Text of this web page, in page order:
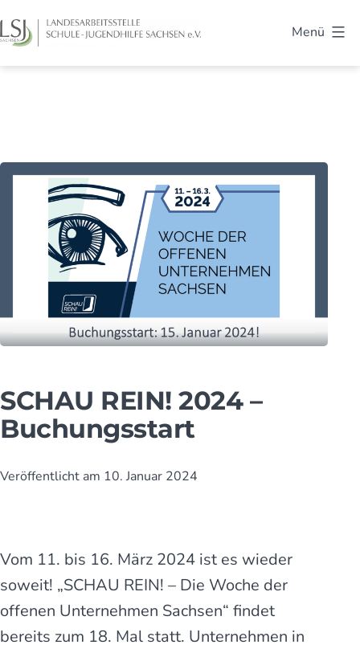
Inhalt
springen
Menü
SCHAU REIN! 2024 –
Buchungsstart
Veröffentlicht am 10. Januar 2024
Vom 11. bis 16. März 2024 ist es wieder
soweit! „SCHAU REIN! – Die Woche der
offenen Unternehmen Sachsen“ findet
bereits zum 18. Mal statt. Unternehmen in